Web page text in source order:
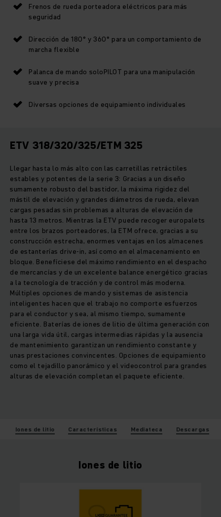
Frenos de rueda porteadora eléctricos para más
seguridad
Dirección de 180° y 360° para un comportamiento de
marcha flexible
Palanca de mando soloPILOT para una manipulación
suave y precisa
Diversas opciones de equipamiento individuales
ETV 318/320/325/ETM 325
Llegar hasta lo más alto con las carretillas retráctiles
estables y potentes de la serie 3: Gracias a un diseño
sumamente robusto del bastidor, la máxima rigidez del
mástil de elevación y grandes diámetros de rueda, elevan
cargas pesadas sin problemas a alturas de elevación de
hasta 13 metros. Mientras la ETV puede recoger europalets
entre los brazos porteadores, la ETM ofrece, gracias a su
construcción estrecha, enormes ventajas en los almacenes
de estanterías drive-in, así como en el almacenamiento en
bloque. Benefíciese del máximo rendimiento en el despacho
de mercancías y de un excelente balance energético gracias
a la tecnología de tracción y de control más moderna.
Múltiples opciones de mando y sistemas de asistencia
inteligentes hacen que el trabajo no comporte esfuerzos
para el conductor y sea, al mismo tiempo, sumamente
eficiente. Baterías de iones de litio de última generación con
una larga vida útil, cargas intermedias rápidas y la ausencia
de mantenimiento garantizan un rendimiento constante y
unas prestaciones convincentes. Opciones de equipamiento
como el tejadillo panorámico y el videocontrol para grandes
alturas de elevación completan el paquete eficiente.
Iones de litio Características Mediateca Descargas
Iones de litio